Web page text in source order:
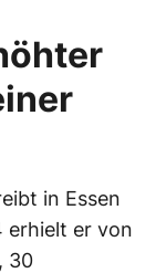
in Essen
erhielt er von
30